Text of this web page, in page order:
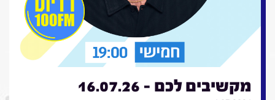
מקשיבים לכם - 16.07.26